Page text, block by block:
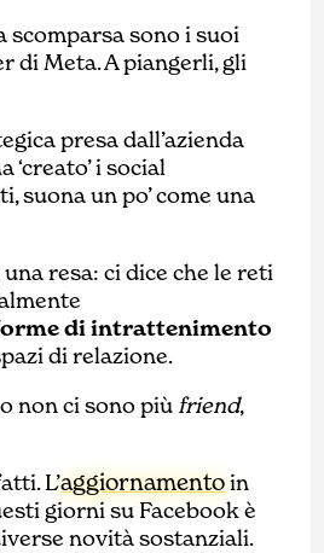
scomparsa sono i suoi
di Meta. A piangerli, gli
presa dall’azienda
‘creato’ i social
suona un po’ come una
resa: ci dice che le reti
di intrattenimento
di relazione.
non ci sono più friend,
L’aggiornamentoin
giorni su Facebook è
novità sostanziali.